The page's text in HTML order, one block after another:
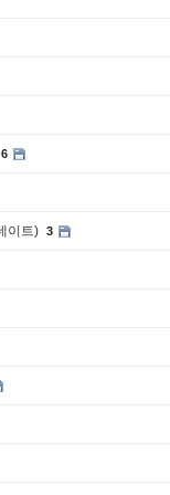
6
이트) 3